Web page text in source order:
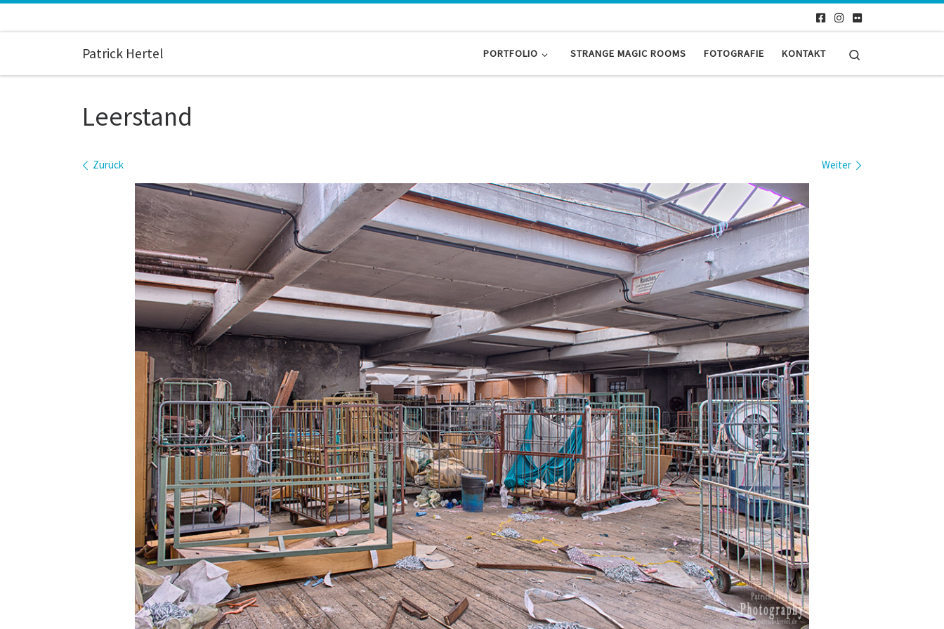
Patrick Hertel PORTFOLIO STRANGE MAGIC ROOMS FOTOGRAFIE KONTAKT
Leerstand
Bilder Navigation
Zurück Weiter